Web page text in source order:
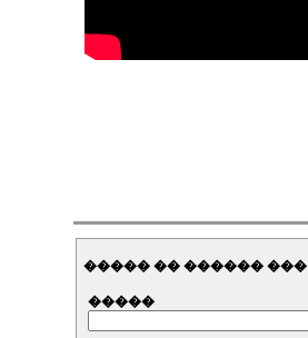
����� �� ������ ���
�����